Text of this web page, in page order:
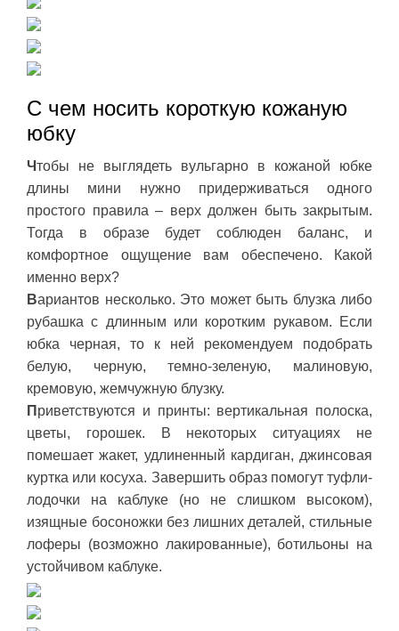
С чем носить короткую кожаную
юбку
Чтобы не выглядеть вульгарно в кожаной юбке
длины мини нужно придерживаться одного
простого правила – верх должен быть закрытым.
Тогда в образе будет соблюден баланс, и
комфортное ощущение вам обеспечено. Какой
именно верх?
Вариантов несколько. Это может быть блузка либо
рубашка с длинным или коротким рукавом. Если
юбка черная, то к ней рекомендуем подобрать
белую, черную, темно-зеленую, малиновую,
кремовую, жемчужную блузку.
П риветствуются и принты: вертикальная полоска,
цветы, горошек. В некоторых ситуациях не
помешает жакет, удлиненный кардиган, джинсовая
куртка или косуха. Завершить образ помогут туфли-
лодочки на каблуке (но не слишком высоком),
изящные босоножки без лишних деталей, стильные
лоферы (возможно лакированные), ботильоны на
устойчивом каблуке.